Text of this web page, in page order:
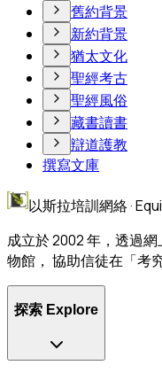
舊約背景
新約背景
猶太文化
聖經考古
聖經風俗
藏書讀書
辯道護教
撰寫文庫
以斯拉培訓網絡 ·
成立於 2002 年，透過
物館， 協助信徒在「考
探索 Explore